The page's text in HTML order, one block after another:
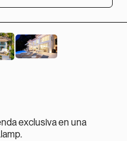
exclusiva en una